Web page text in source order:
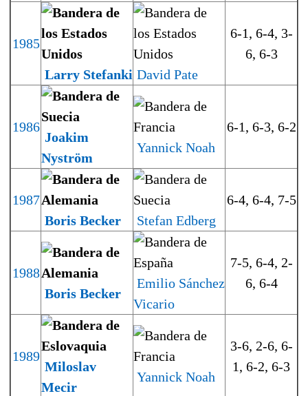
1985
Larry Stefanki David Pate
6-1, 6-4, 3-
6, 6-3
1986
Joakim
Nyström
Yannick Noah
6-1, 6-3, 6-2
1987
Boris Becker
Stefan Edberg
6-4, 6-4, 7-5
1988
Boris Becker
Emilio Sánchez
Vicario
7-5, 6-4, 2-
6, 6-4
1989
Miloslav
Mecir
Yannick Noah
3-6, 2-6, 6-
1, 6-2, 6-3